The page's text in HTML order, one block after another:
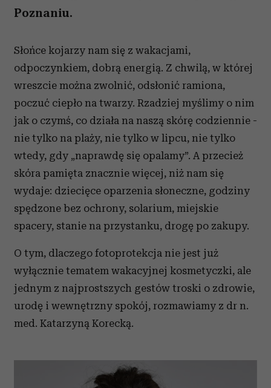
Poznaniu.
Słońce kojarzy nam się z wakacjami,
odpoczynkiem, dobrą energią. Z chwilą, w której
wreszcie można zwolnić, odsłonić ramiona,
poczuć ciepło na twarzy. Rzadziej myślimy o nim
jak o czymś, co działa na naszą skórę codziennie -
nie tylko na plaży, nie tylko w lipcu, nie tylko
wtedy, gdy „naprawdę się opalamy”. A przecież
skóra pamięta znacznie więcej, niż nam się
wydaje: dziecięce oparzenia słoneczne, godziny
spędzone bez ochrony, solarium, miejskie
spacery, stanie na przystanku, drogę po zakupy.
O tym, dlaczego fotoprotekcja nie jest już
wyłącznie tematem wakacyjnej kosmetyczki, ale
jednym z najprostszych gestów troski o zdrowie,
urodę i wewnętrzny spokój, rozmawiamy z dr n.
med. Katarzyną Korecką.